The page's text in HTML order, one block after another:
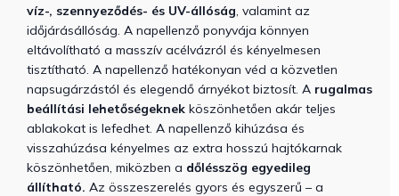
víz-, szennyeződés- és UV-állóság, valamint az
időjárásállóság. A napellenző ponyvája könnyen
eltávolítható a masszív acélvázról és kényelmesen
tisztítható. A napellenző hatékonyan véd a közvetlen
napsugárzástól és elegendő árnyékot biztosít. A rugalmas
beállítási lehetőségeknek köszönhetően akár teljes
ablakokat is lefedhet. A napellenző kihúzása és
visszahúzása kényelmes az extra hosszú hajtókarnak
köszönhetően, miközben a dőlésszög egyedileg
állítható. Az összeszerelés gyors és egyszerű – a